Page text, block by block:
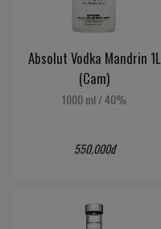
Absolut Vodka Mandrin 1L
(Cam)
1000 ml/40%
550,000đ